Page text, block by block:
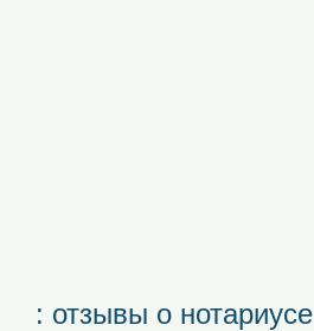
: отзывы о нотариусе